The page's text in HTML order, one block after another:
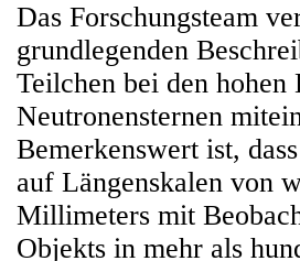
Das Forschungsteam
grundlegenden
Teilchen bei den
Neutronensternen
Bemerkenswert ist,
auf Längenskalen von
Millimeters mit
Objekts in mehr als